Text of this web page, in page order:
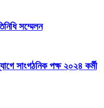
সম্মেলন
সাংগঠনিক পক্ষ ২০২৪ কর্মী